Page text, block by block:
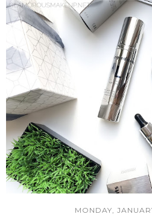
MONDAY,